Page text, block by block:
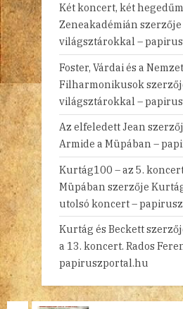
Két koncert, két
Zeneakadémián szerzője
világsztárokkal –
Foster, Várdai és a
Filharmonikusok
világsztárokkal –
Az elfeledett Jean
Armide a Müpában –
Kurtág100 – az 5.
Müpában szerzője
utolsó koncert –
Kurtág és Beckett
a 13. koncert. Rados
papiruszportal.hu